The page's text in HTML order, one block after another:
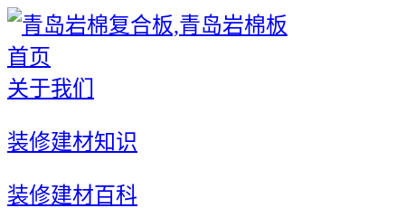
首页
关于我们
装修建材知识
装修建材百科